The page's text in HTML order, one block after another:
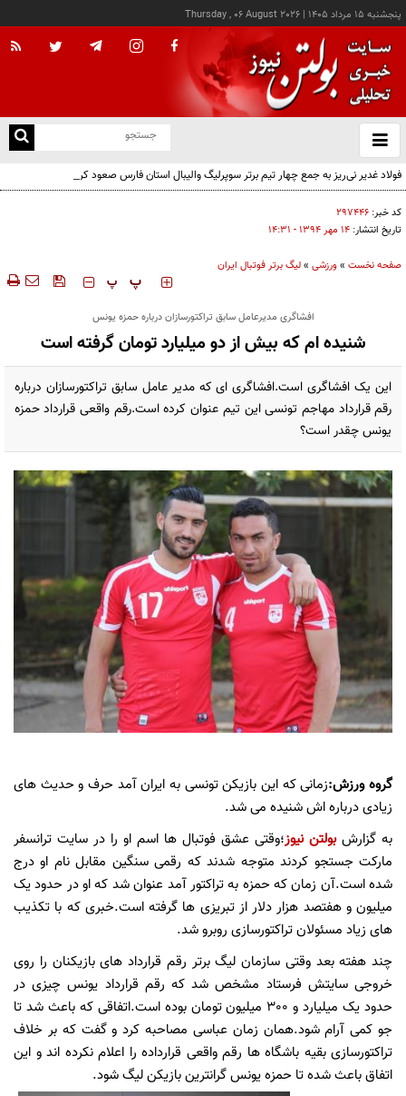
پنجشنبه ۱۵ مرداد ۱۴۰۵ |
Thursday , 06 August 2026
باز
و
فولاد غدیر نی‌ریز به جمع چهار تیم برتر سوپرلیگ والیبال استان فارس صعود کرد
کد خبر: ۲۹۷۴۴۶
تاریخ انتشار: ۱۴ مهر ۱۳۹۴ - ۱۴:۳۱
صفحه نخست »ورزشی »لیگ برتر فوتبال ایران
‍‍‍ پ پ
افشاگری مدیرعامل سابق تراکتورسازان درباره حمزه یونس
شنیده ام که بیش از دو میلیارد تومان گرفته است
این یک افشاگری است.افشاگری ای که مدیر عامل سابق تراکتورسازان درباره
رقم قرارداد مهاجم تونسی این تیم عنوان کرده است.رقم واقعی قرارداد حمزه
یونس چقدر است؟
گروه ورزش:زمانی که این بازیکن تونسی به ایران آمد حرف و حدیث های
زیادی درباره اش شنیده می شد.
به گزارشبولتن نیوز؛وقتی عشق فوتبال ها اسم او را در سایت ترانسفر
مارکت جستجو کردند متوجه شدند که رقمی سنگین مقابل نام او درج
شده است.آن زمان که حمزه به تراکتور آمد عنوان شد که او در حدود یک
میلیون و هفتصد هزار دلار از تبریزی ها گرفته است.خبری که با تکذیب
های زیاد مسئولان تراکتورسازی روبرو شد.
چند هفته بعد وقتی سازمان لیگ برتر رقم قرارداد های بازیکنان را روی
خروجی سایتش فرستاد مشخص شد که رقم قرارداد یونس چیزی در
حدود یک میلیارد و 300 میلیون تومان بوده است.اتفاقی که باعث شد تا
جو کمی آرام شود.همان زمان عباسی مصاحبه کرد و گفت که بر خلاف
تراکتورسازی بقیه باشگاه ها رقم واقعی قرارداده را اعلام نکرده اند و این
اتفاق باعث شده تا حمزه یونس گرانترین بازیکن لیگ شود.